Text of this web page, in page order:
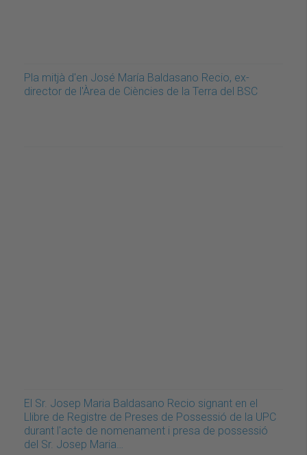
Pla mitjà d'en José María Baldasano Recio, ex-
director de l'Àrea de Ciències de la Terra del BSC
El Sr. Josep Maria Baldasano Recio signant en el
Llibre de Registre de Preses de Possessió de la UPC
durant l'acte de nomenament i presa de possessió
del Sr. Josep Maria…